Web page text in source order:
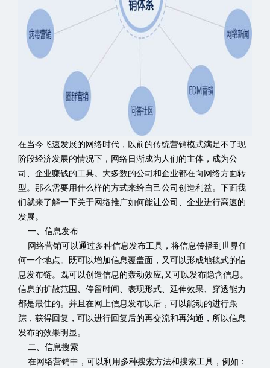
在当今飞速发展的网络时代，以前的传统营销模式满足不了现
阶段经济发展的情况下，网络日渐成为人们的主体，成为公
司、企业赚钱的工具。大多数的公司和企业都在向网络方面转
型。那么需要用什么样的方式来给自己公司创造利益。下面我
们就来了解一下关于网络推广如何能让公司、企业进行高速的
发展。
一、信息发布
网络营销可以通过多种信息发布工具，将信息传播到世界任
何一个地点。既可以增加信息覆盖面，又可以形成地毯式的信
息发布链。既可以创造信息的轰动效应,又可以发布隐含信息。
信息的扩散范围、停留时间、表现形式、延伸效果、穿透能力
都是最佳的。并且在网上信息发布以后，可以能动的进行跟
踪，获得回复，可以进行回复后的再交流和再沟通，所以信息
发布的效果明显。
二、信息搜索
在网络营销中，可以利用多种搜索方法和搜索工具，例如：
搜索引擎优化(SEO)、搜索引擎营销，主动积极的获取大量有用
的信息，进行决策研究，从中获得商机;可以主动的进行价格比
较，了解对手的竞争态势。
三、开拓销售渠道
网络营销避免了传统营销方式下的经济壁垒，地区封锁、人
为屏障、交通阻隔、资金限制、语言障碍、信息封闭等不利因
素带来的影响。快速的打通封闭的坚冰，疏通种种渠道，打开